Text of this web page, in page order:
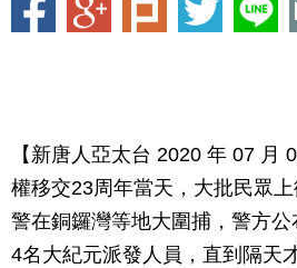
【新唐人亞太台 2020 年 07 月
權移交23周年當天，大批民眾
警在銅鑼灣等地大圍捕，警方
4名大紀元派發人員，直到隔天